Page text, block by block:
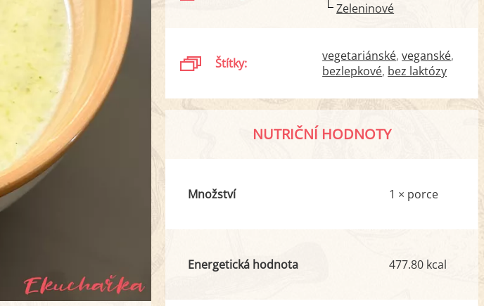
Zeleninové
Štítky: vegetariánské veganské
bezlepkové bez laktózy
NUTRIČNÍ HODNOTY
Množství 1 × porce
Energetická hodnota 477.80 kcal